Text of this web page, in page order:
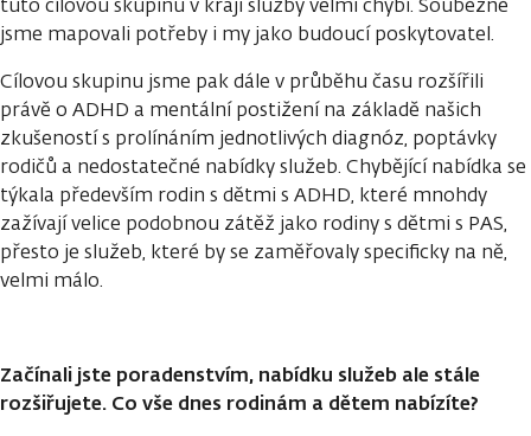
jsme mapovali potřeby i my jako budoucí poskytovatel.
Cílovou skupinu jsme pak dále v průběhu času rozšířili
právě o ADHD a mentální postižení na základě našich
zkušeností s prolínáním jednotlivých diagnóz, poptávky
rodičů a nedostatečné nabídky služeb. Chybějící nabídka se
týkala především rodin s dětmi s ADHD, které mnohdy
zažívají velice podobnou zátěž jako rodiny s dětmi s PAS,
přesto je služeb, které by se zaměřovaly specificky na ně,
velmi málo.
Začínali jste poradenstvím, nabídku služeb ale stále
rozšiřujete. Co vše dnes rodinám a dětem nabízíte?